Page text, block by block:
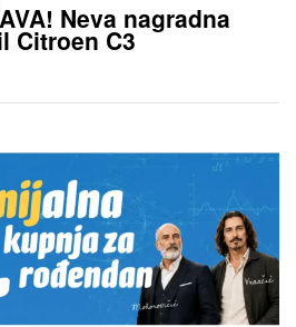
Neva nagradna
Citroen C3